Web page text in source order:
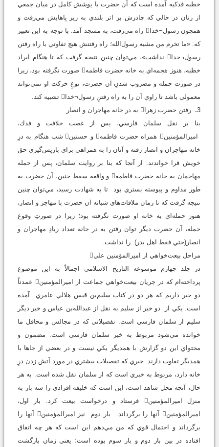
خطبه فدكيه آمده است كه آن حضرت با پوشش كامل در ميان جمعي
از زنان در حالي كه چادرش بر اثر بلندي به زير پاهايش مي‌رفت و
همچون رسول¬خدا راه مي‌رفت، به مسجد آمد. با توجه به اين تعبير
كه: «ما تخرم من مشيه رسول‌الله؛ راه رفتنش هيچ تفاوتي با راه رفتن
رسول¬خدا نداشت»، مي‌توان چنين نتيجه گرفت كه تا هنگام ايراد
خطبه، هنوز هجمه‌اي به خانه حضرت فاطمه صورت نگرفته بود، زيرا
در صورت حمله و مضروب شدنِ آن حضرت، نوعِ حركت او نمي‌تواند
معمولي باشد تا راوي آن را به راه رفتنِ رسول¬خدا تشبيه كند.
3ـ رفتن حضرت زهرا به در خانه مهاجران و انصار
بنا بر نقل سلمان فارسي، پس از غصب خلافت و فدك،
اميرالمؤمنين همراه حضرت فاطمه و حسنين شب هنگام به درِ
خانه مهاجران و انصار رفته و آنان را به همراهي براي بازپس‌گيري حق
خويش فرا خواندند. از آنجا كه بنا بر روايت سلمان، پس از حمله
مهاجمان به خانه حضرت فاطمه و واقعه سقط جنين، آن حضرت به
طور مداوم و پيوسته بستري بود تا به شهادت رسيد، مي‌توان چنين
نتيجه گرفت كه تا زمان ملاقات‌هاي شبانه آن حضرت با مهاجر و انصار،
هنوز حمله‌اي به خانه او صورت نگرفته بود؛ زيرا در صورتِ وقوع
حمله، آن حضرت ديگر توان رفتن به در خانة تعداد زيادِ مهاجران و
انصار(حتي فقط اهل بدر) را نداشت.
مراحل بيعت‌خواهي از اميرالمؤمنين علي
در جلد چهارم موسوعه التاريخ الاسلامي اجمالاً به اين موضوع
پرداخته‌ام كه در جريان بيعت‌خواهي جماعت از اميرالمؤمنين عمدتاً
دو خبر داريم كه هر دو در كتاب سليم‌بن قيس هلالي عامري آمده
است. يكي از دو خبر از سليم به نقل از عبدالله‌بن عباس و خبر ديگر
سليم از سلمان فارسي است. تفصيلاتي كه در مجالس و محافل ما
خوانده مي‌شود مربوط به خبر سلمان فارسي است. مضمون و
محتواي اين دو گزارش با همديگر يكي نيست و در بعضي از جاها با
همديگر تفاوت دارند. خبري كه تفصيلات بيشتري در مورد آتش زدن درِ
خانه دارد، مربوط به خبري است كه از سلمان نقل شده است. به هر
حال، آنچه محل شاهد است، اين است كه خليفه افرادي را سه بار به
منزل اميرالمؤمنين فرستاد و درخواست بيعت كرد. بار اول،
اميرالمؤمنين آنها را برگرداند. بار دوم نيز اميرالمؤمنين آنها را
برگرداند و احتمال قوي كه من مي‌دهم اين است كه هر چه اتفاق
افتاده در بين بار دوم و بار سوم بوده است؛ يعني زمان بازگشت